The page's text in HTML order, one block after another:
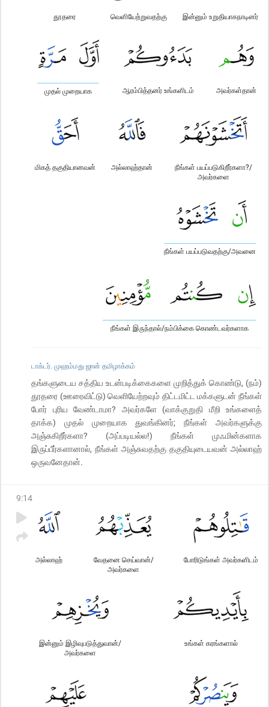
இன்னும் உறுதியாகநாடினர்
வெளியேற்றுவதற்கு
தூதரை
அவர்கள்தான்
ஆரம்பித்தனர் உங்களிடம்
முதல் முறையாக
நீங்கள் பயப்படுகிறீர்களா?/
அவர்களை
அல்லாஹ்தான்
மிகத் தகுதியானவன்
நீங்கள் பயப்படுவதற்கு/அவனை
நீங்கள் இருந்தால்/நம்பிக்கை கொண்டவர்களாக
டாக்டர். முஹம்மது ஜான் தமிழாக்கம்
தங்களுடைய சத்திய உடன்படிக்கைகளை முறித்துக் கொண்டு, (நம்)
தூதரை (ஊரைவிட்டு) வெளியேற்றவும் திட்டமிட்ட மக்களுடன் நீங்கள்
போர் புரிய வேண்டாமா? அவர்களே (வாக்குறுதி மீறி உங்களைத்
தாக்க) முதல் முறையாக துவங்கினர்; நீங்கள் அவர்களுக்கு
அஞ்சுகிறீர்களா? (அப்படியல்ல!) நீங்கள் முஃமின்களாக
இருப்பீர்களானால், நீங்கள் அஞ்சுவதற்கு தகுதியுடையவன் அல்லாஹ்
ஒருவனேதான்.
9:14
போரிடுங்கள் அவர்களிடம்
வேதனை செய்வான்/
அவர்களை
அல்லாஹ்
உங்கள் கரங்களால்
இன்னும் இழிவுபடுத்துவான்/
அவர்களை